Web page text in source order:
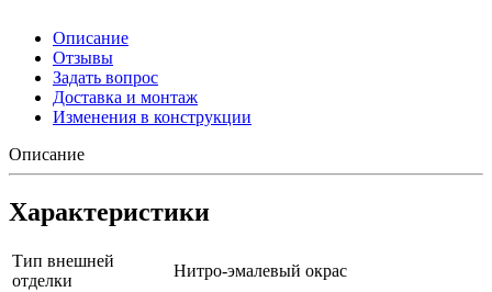
Описание
Отзывы
Задать вопрос
Доставка и монтаж
Изменения в конструкции
Описание
Характеристики
Тип внешней
отделки
Нитро-эмалевый окрас